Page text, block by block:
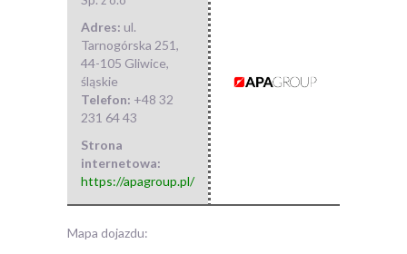
Adres: ul.
Tarnogórska 251,
44-105 Gliwice,
śląskie
Telefon: +48 32
231 64 43
Strona
internetowa:
https://apagroup.pl/
Mapa dojazdu: